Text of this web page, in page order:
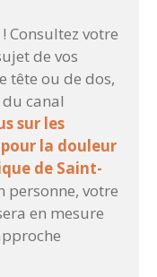
Consultez votre
de vos
tête ou de dos,
canal
sur les
la douleur
de Saint-
personne, votre
en mesure